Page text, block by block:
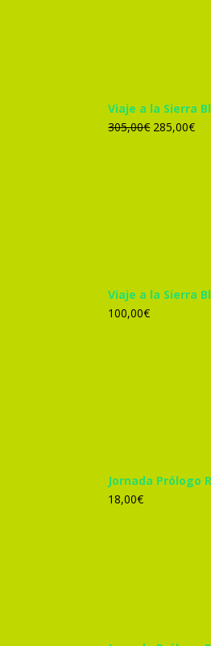
Viaje a la Sierra
305,00€ El
285,00€El
Viaje a la Sierra
100,00€
Jornada Prólogo
18,00€